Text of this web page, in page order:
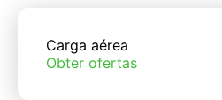
Carga aérea
Obter ofertas